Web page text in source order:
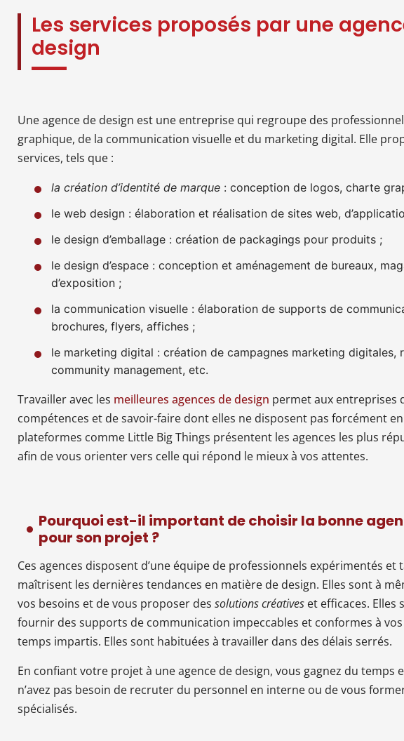
Les services proposés par une
design
Une agence de design est une entreprise qui regroupe des
graphique, de la communication visuelle et du marketing digital. Elle
services, tels que :
la création d’identité de marque : conception de logos, charte
le web design : élaboration et réalisation de sites web,
le design d’emballage : création de packagings pour produits ;
le design d’espace : conception et aménagement de bureaux,
d’exposition ;
la communication visuelle : élaboration de supports de
brochures, flyers, affiches ;
le marketing digital : création de campagnes marketing digitales,
community management, etc.
Travailler avec les meilleures agences de design permet aux entreprises
compétences et de savoir-faire dont elles ne disposent pas forcément
plateformes comme Little Big Things présentent les agences les plus
afin de vous orienter vers celle qui répond le mieux à vos attentes.
Pourquoi est-il important de choisir la bonne
pour son projet ?
Ces agences disposent d’une équipe de professionnels expérimentés et
maîtrisent les dernières tendances en matière de design. Elles sont à
vos besoins et de vous proposer des solutions créatives et efficaces. Elles
fournir des supports de communication impeccables et conformes à
temps impartis. Elles sont habituées à travailler dans des délais serrés.
En confiant votre projet à une agence de design, vous gagnez du temps
n’avez pas besoin de recruter du personnel en interne ou de vous
spécialisés.